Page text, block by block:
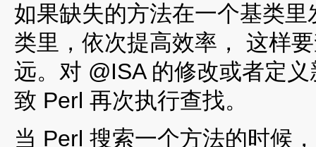
如果缺失的方法在一个基类
类里，依次提高效率， 这样
远。对 @ISA 的修改或者定
致 Perl 再次执行查找。
当 Perl 搜索一个方法的时候